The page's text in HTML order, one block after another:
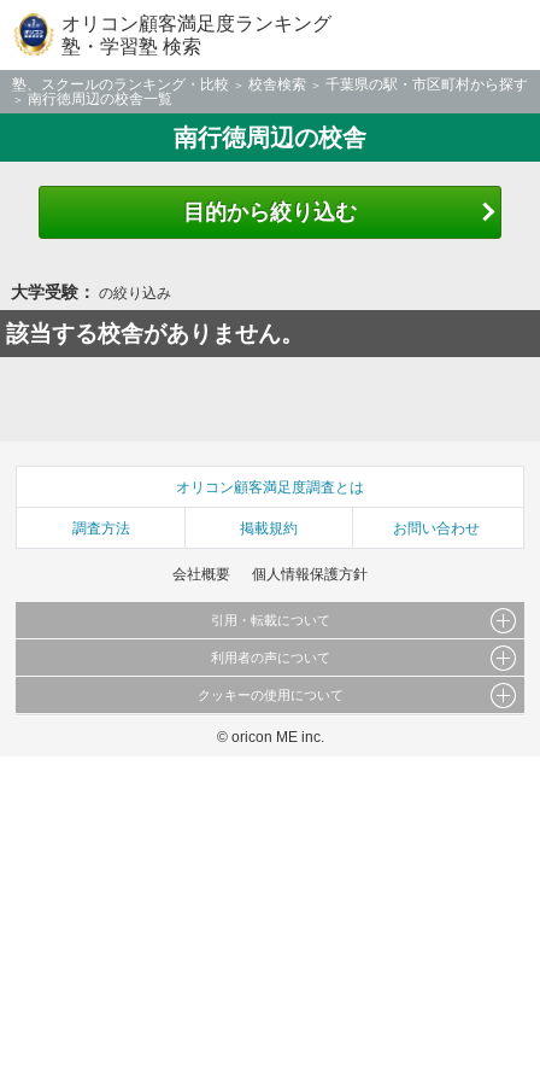
オリコン顧客満足度ランキング
塾・学習塾 検索
塾、スクールのランキング・比較 校舎検索
千葉県の駅・市区町村から探す
南行徳周辺の校舎一覧
南行徳周辺の校舎
目的から絞り込む
大学受験： の絞り込み
該当する校舎がありません。
オリコン顧客満足度調査とは
調査方法 掲載規約 お問い合わせ
会社概要 個人情報保護方針
引用・転載について
当サイトで公開されている情報（文字、写真、イラスト、画像データ等）及びこれらの配
これらの情報を権利者の許可なく無断転載・複製などの二次利用を行うことは固く禁じて
利用者の声について
当サイトに掲載している内容はすべてサービスの利用者が提出された見解・感想です。
弊社の見解・ 意見ではないことをご理解いただいた上でご覧ください。
クッキーの使用について
このサイトでは Cookie を使用して、ユーザーに合わせたコンテンツや広告の表示、ソー
© oricon ME inc.